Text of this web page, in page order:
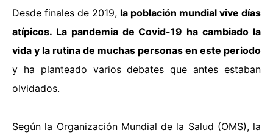
Desde finales de 2019, la población mundial vive días
atípicos. La pandemia de Covid-19 ha cambiado la
vida y la rutina de muchas personas en este periodo
y ha planteado varios debates que antes estaban
olvidados.
Según la Organización Mundial de la Salud (OMS), la